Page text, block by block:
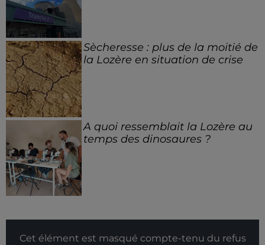
Sècheresse : plus de la moitié de
la Lozère en situation de crise
A quoi ressemblait la Lozère au
temps des dinosaures ?
Cet élément est masqué compte-tenu du refus